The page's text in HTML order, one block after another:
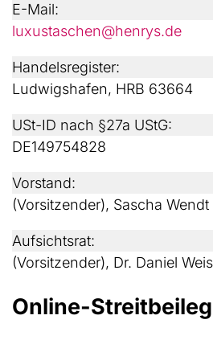
E-Mail:
luxustaschen@henrys.de
Handelsregister:
Ludwigshafen, HRB 63664
USt-ID nach §27a UStG:
DE149754828
Vorstand:
(Vorsitzender), Sascha Wendt
Aufsichtsrat:
(Vorsitzender), Dr. Daniel
Online-